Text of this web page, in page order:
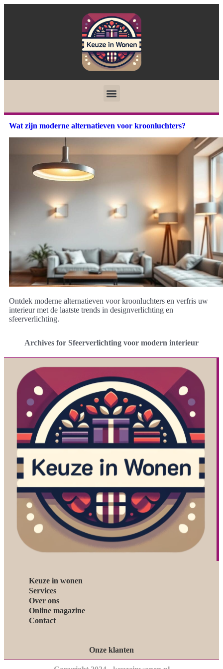
Wat zijn moderne alternatieven voor kroonluchters?
Ontdek moderne alternatieven voor kroonluchters en verfris uw
interieur met de laatste trends in designverlichting en
sfeerverlichting.
Archives for Sfeerverlichting voor modern interieur
Keuze in wonen
Services
Over ons
Online magazine
Contact
Onze klanten